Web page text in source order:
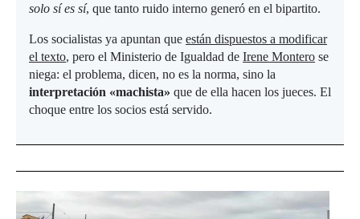
solo sí es sí, que tanto ruido interno generó en el bipartito.
Los socialistas ya apuntan que están dispuestos a modificar
el texto, pero el Ministerio de Igualdad de Irene Montero se
niega: el problema, dicen, no es la norma, sino la
interpretación «machista» que de ella hacen los jueces. El
choque entre los socios está servido.